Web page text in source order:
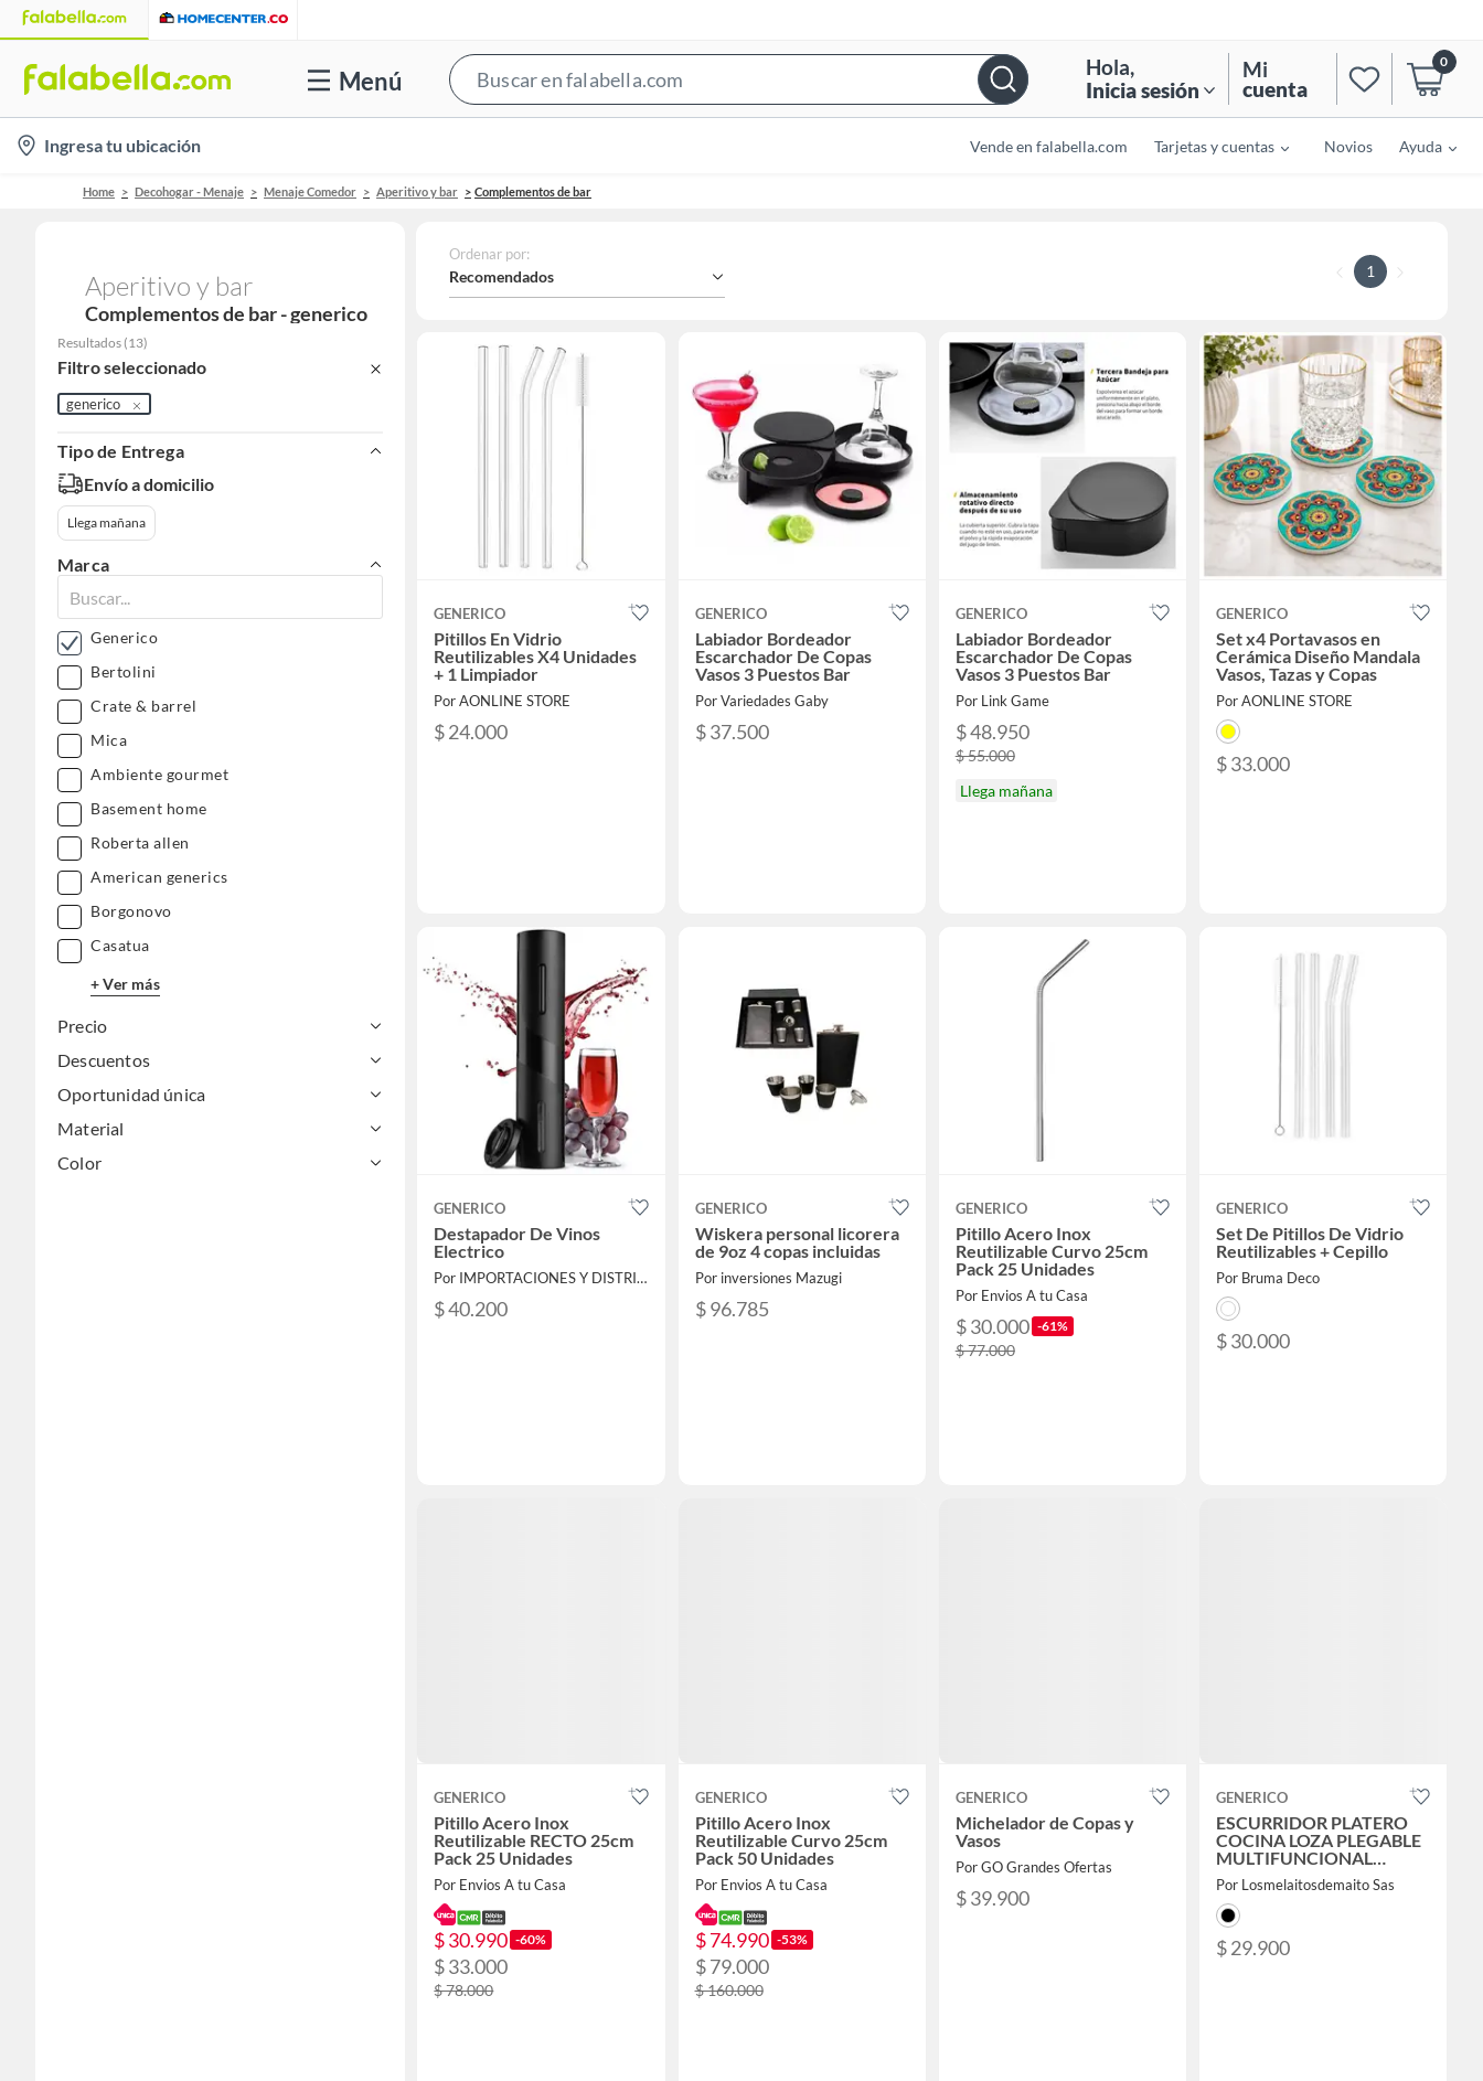
Menú
Bar
Hola,
Inicia sesión
Mi
cuenta
0
location-
icon
Ingresa tu ubicación Vende en falabella.com Tarjetas y cuentas Novios Ayuda
Home Decohogar - Menaje Menaje Comedor Aperitivo y bar Complementos de bar
Aperitivo y bar
Complementos de bar - generico
Resultados (13)
Filtro seleccionado
generico
Tipo de Entrega
Envío a domicilio
Llega mañana
Marca
Generico
Bertolini
Crate & barrel
Mica
Ambiente gourmet
Basement home
Roberta allen
American generics
Borgonovo
Casatua
+ Ver más
Precio
Descuentos
Oportunidad única
Material
Color
Ordenar por:
Recomendados 1
GENERICO
Pitillos En Vidrio
Reutilizables X4 Unidades
+ 1 Limpiador
Por AONLINE STORE
$ 24.000
GENERICO
Labiador Bordeador
Escarchador De Copas
Vasos 3 Puestos Bar
Por Variedades Gaby
$ 37.500
GENERICO
Labiador Bordeador
Escarchador De Copas
Vasos 3 Puestos Bar
Por Link Game
$ 48.950
$ 55.000
Llega mañana
GENERICO
Set x4 Portavasos en
Cerámica Diseño Mandala
Vasos, Tazas y Copas
Por AONLINE STORE
$ 33.000
GENERICO
Destapador De Vinos
Electrico
Por IMPORTACIONES Y DISTRIBUCIONES ROMAN S.A.S
$ 40.200
GENERICO
Wiskera personal licorera
de 9oz 4 copas incluidas
Por inversiones Mazugi
$ 96.785
GENERICO
Pitillo Acero Inox
Reutilizable Curvo 25cm
Pack 25 Unidades
Por Envios A tu Casa
$ 30.000 -61%
$ 77.000
GENERICO
Set De Pitillos De Vidrio
Reutilizables + Cepillo
Por Bruma Deco
$ 30.000
GENERICO
Pitillo Acero Inox
Reutilizable RECTO 25cm
Pack 25 Unidades
Por Envios A tu Casa
$ 30.990 -60%
$ 33.000
$ 78.000
GENERICO
Pitillo Acero Inox
Reutilizable Curvo 25cm
Pack 50 Unidades
Por Envios A tu Casa
$ 74.990 -53%
$ 79.000
$ 160.000
GENERICO
Michelador de Copas y
Vasos
Por GO Grandes Ofertas
$ 39.900
GENERICO
ESCURRIDOR PLATERO
COCINA LOZA PLEGABLE
MULTIFUNCIONAL
FRUTAS VERDURAS
Por Losmelaitosdemaito Sas
$ 29.900